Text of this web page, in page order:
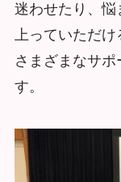
迷わせたり、悩
上っていただけ
さまざまなサ
す。